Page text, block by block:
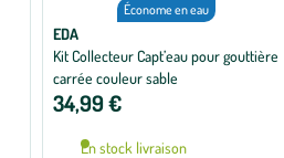
Économe en eau
EDA
Kit Collecteur Capt’eau pour gouttière
carrée couleur sable
34,99 €
En stock livraison